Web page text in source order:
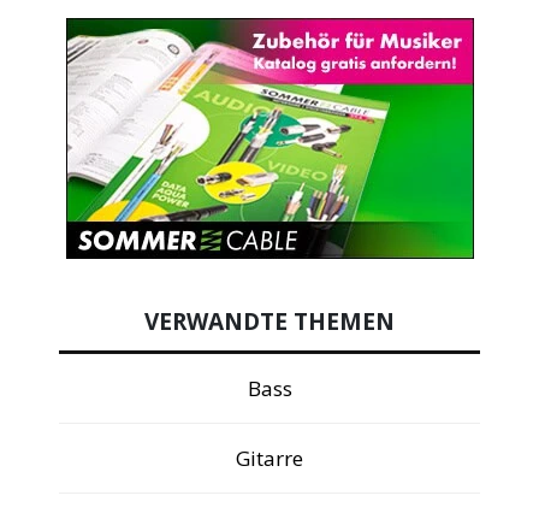
VERWANDTE THEMEN
Bass
Gitarre